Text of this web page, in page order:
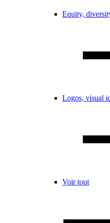
Equity,
Logos, visual
Voir tout